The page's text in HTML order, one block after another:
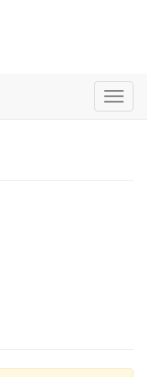
ein-/